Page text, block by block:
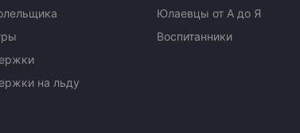
на льду
Юлаевцы от А до Я
Воспитанники